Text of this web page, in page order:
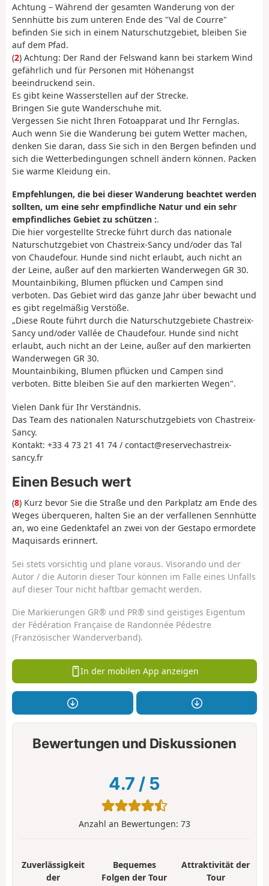
Achtung – Während der gesamten Wanderung von der
Sennhütte bis zum unteren Ende des "Val de Courre"
befinden Sie sich in einem Naturschutzgebiet, bleiben Sie
auf dem Pfad.
(2) Achtung: Der Rand der Felswand kann bei starkem Wind
gefährlich und für Personen mit Höhenangst
beeindruckend sein.
Es gibt keine Wasserstellen auf der Strecke.
Bringen Sie gute Wanderschuhe mit.
Vergessen Sie nicht Ihren Fotoapparat und Ihr Fernglas.
Auch wenn Sie die Wanderung bei gutem Wetter machen,
denken Sie daran, dass Sie sich in den Bergen befinden und
sich die Wetterbedingungen schnell ändern können. Packen
Sie warme Kleidung ein.
Empfehlungen, die bei dieser Wanderung beachtet werden
sollten, um eine sehr empfindliche Natur und ein sehr
empfindliches Gebiet zu schützen :.
Die hier vorgestellte Strecke führt durch das nationale
Naturschutzgebiet von Chastreix-Sancy und/oder das Tal
von Chaudefour. Hunde sind nicht erlaubt, auch nicht an
der Leine, außer auf den markierten Wanderwegen GR 30.
Mountainbiking, Blumen pflücken und Campen sind
verboten. Das Gebiet wird das ganze Jahr über bewacht und
es gibt regelmäßig Verstöße.
„Diese Route führt durch die Naturschutzgebiete Chastreix-
Sancy und/oder Vallée de Chaudefour. Hunde sind nicht
erlaubt, auch nicht an der Leine, außer auf den markierten
Wanderwegen GR 30.
Mountainbiking, Blumen pflücken und Campen sind
verboten. Bitte bleiben Sie auf den markierten Wegen".
Vielen Dank für Ihr Verständnis.
Das Team des nationalen Naturschutzgebiets von Chastreix-
Sancy.
Kontakt: +33 4 73 21 41 74 / contact@reservechastreix-
sancy.fr
Einen Besuch wert
(8) Kurz bevor Sie die Straße und den Parkplatz am Ende des
Weges überqueren, halten Sie an der verfallenen Sennhütte
an, wo eine Gedenktafel an zwei von der Gestapo ermordete
Maquisards erinnert.
Sei stets vorsichtig und plane voraus. Visorando und der
Autor / die Autorin dieser Tour können im Falle eines Unfalls
auf dieser Tour nicht haftbar gemacht werden.
Die Markierungen GR® und PR® sind geistiges Eigentum
der Fédération Française de Randonnée Pédestre
(Französischer Wanderverband).
In der mobilen App anzeigen
Bewertungen und Diskussionen
4.7 / 5
Anzahl an Bewertungen: 73
Zuverlässigkeit
der
Bequemes
Folgen der Tour
Attraktivität der
Tour